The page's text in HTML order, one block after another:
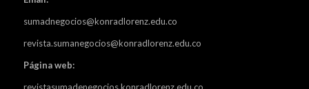
sumadnegocios@konradlorenz.edu.co
revista.sumanegocios@konradlorenz.edu.co
Página web: